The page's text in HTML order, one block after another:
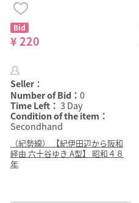
Bid
¥ 220
Seller：
Number of Bid： 0
Time Left： 3 Day
Condition of the item：
Secondhand
（紀勢線） 【紀伊田辺から阪和
経由 六十谷ゆき A型】 昭和４８
年